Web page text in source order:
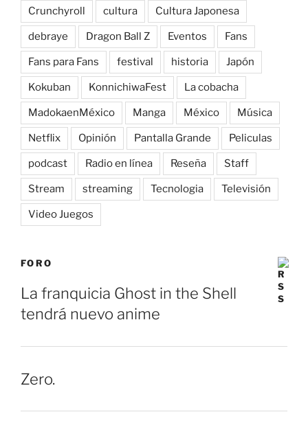
Crunchyroll cultura Cultura Japonesa
debraye Dragon Ball Z Eventos Fans
Fans para Fans festival historia Japón
Kokuban KonnichiwaFest La cobacha
MadokaenMéxico Manga México Música
Netflix Opinión Pantalla Grande Peliculas
podcast Radio en línea Reseña Staff
Stream streaming Tecnologia Televisión
Video Juegos
FORO
La franquicia Ghost in the Shell
tendrá nuevo anime
Zero.